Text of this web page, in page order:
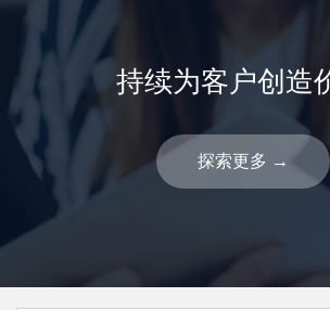
持续为客户创造
探索更多 →